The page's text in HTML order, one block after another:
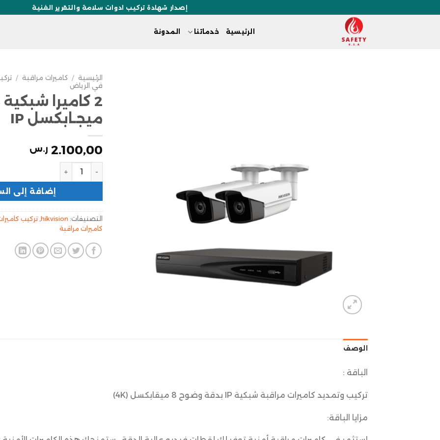
إصدار شهادة تركيب ادوات سلامة والتقرير الفنية
الرئيسية خدماتنا المدونة
الرئيسية / كاميرات مراقبة /
في الرياض
ميجـابكسل IP
2.100,00 ر.س
إضافة إلى
التصنيفات: hikvision تركيب
كاميرات مراقبة
الوصف
الباقة :
تركيب وتمديد كاميرات مراقبة شبكية IP بدقة وضوح 8 ميقابكسل (4K)
مزايا الباقة: